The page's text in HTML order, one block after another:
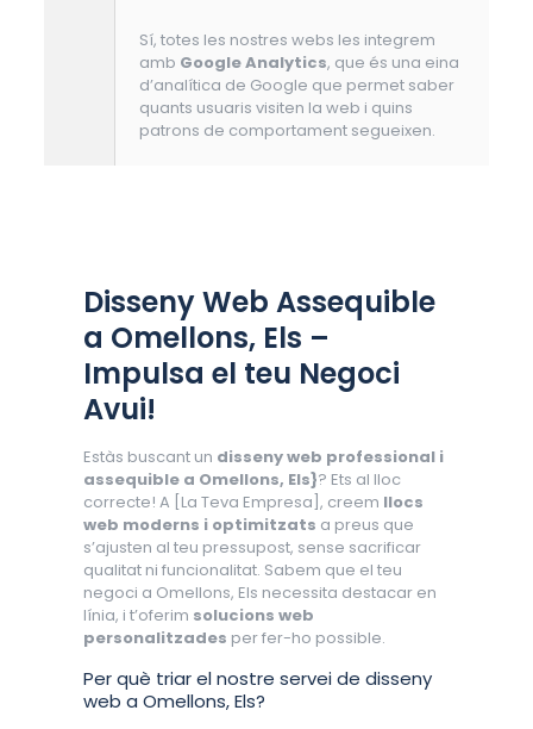
Sí, totes les nostres webs les integrem
amb Google Analytics, que és una eina
d’analítica de Google que permet saber
quants usuaris visiten la web i quins
patrons de comportament segueixen.
Disseny Web Assequible
a Omellons, Els –
Impulsa el teu Negoci
Avui!
Estàs buscant un disseny web professional i
assequible a Omellons, Els}? Ets al lloc
correcte! A [La Teva Empresa], creem llocs
web moderns i optimitzats a preus que
s’ajusten al teu pressupost, sense sacrificar
qualitat ni funcionalitat. Sabem que el teu
negoci a Omellons, Els necessita destacar en
línia, i t’oferim solucions web
personalitzades per fer-ho possible.
Per què triar el nostre servei de disseny
web a Omellons, Els?